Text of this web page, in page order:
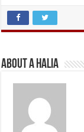
About A Halia